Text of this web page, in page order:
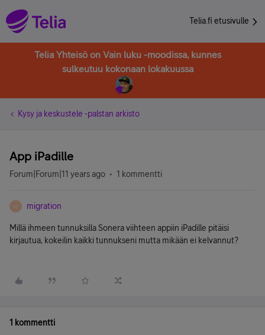
Telia.fi etusivulle
Telia Yhteisö on Vain luku -moodissa, kunnes
sulkeutuu kokonaan lokakuussa
Kysy ja keskustele -palstan arkisto
App iPadille
Forum|Forum|11 years ago 1 kommentti
M migration
Millä ihmeen tunnuksilla Sonera viihteen appiin iPadille pitäisi
kirjautua, kokeilin kaikki tunnukseni mutta mikään ei kelvannut?
1 kommentti